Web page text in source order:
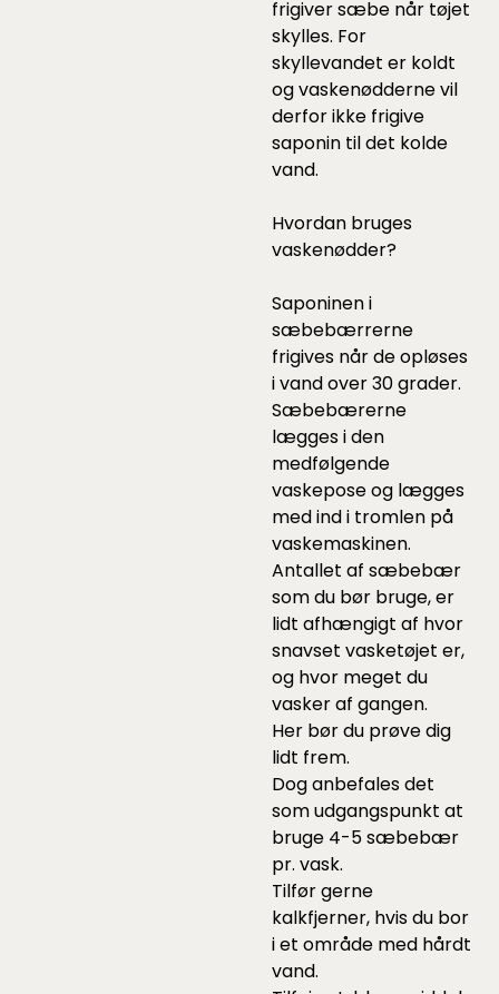
frigiver sæbe når tøjet
skylles. For
skyllevandet er koldt
og vaskenødderne vil
derfor ikke frigive
saponin til det kolde
vand.
Hvordan bruges
vaskenødder?
Saponinen i
sæbebærrerne
frigives når de opløses
i vand over 30 grader.
Sæbebærerne
lægges i den
medfølgende
vaskepose og lægges
med ind i tromlen på
vaskemaskinen.
Antallet af sæbebær
som du bør bruge, er
lidt afhængigt af hvor
snavset vasketøjet er,
og hvor meget du
vasker af gangen.
Her bør du prøve dig
lidt frem.
Dog anbefales det
som udgangspunkt at
bruge 4-5 sæbebær
pr. vask.
Tilfør gerne
kalkfjerner, hvis du bor
i et område med hårdt
vand.